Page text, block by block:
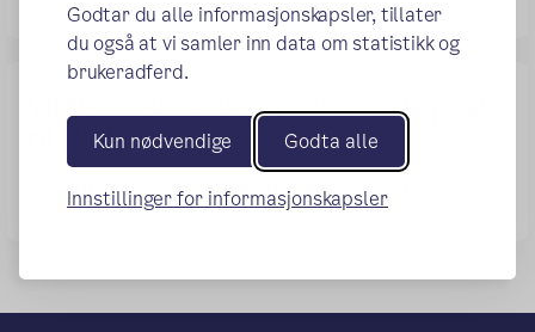
Godtar du alle informasjonskapsler, tillater
du også at vi samler inn data om statistikk og
brukeradferd.
Kun nødvendige Godta alle
Innstillinger for informasjonskapsler
Viktig informasjon vedrørende post
til skolen
Både brev og e-post må merkes med "Vestli" .